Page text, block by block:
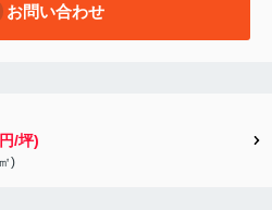
お問い合わせ
/坪)
)